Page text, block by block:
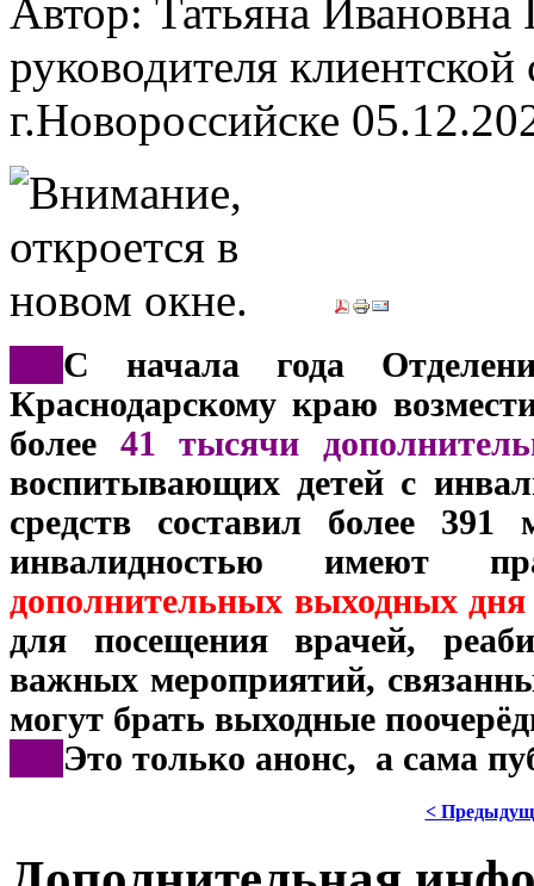
Автор: Татьяна
руководителя
г.Новороссийске
С начала года
Краснодарскому краю
более 41 тысячи
воспитывающих детей с
средств составил более
инвалидностью имеют
дополнительных выходных дня
для посещения врачей,
важных мероприятий,
могут брать выходные
Это только анонс, а сама
<